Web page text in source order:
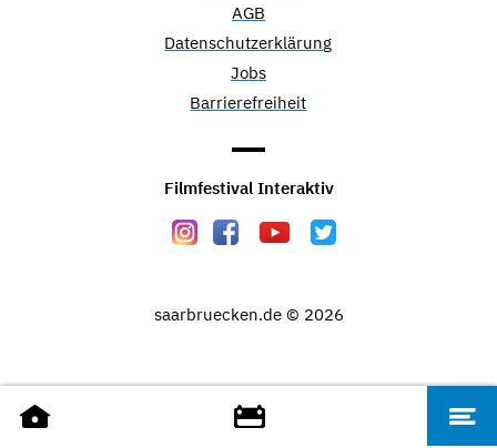
AGB
Datenschutzerklärung
Jobs
Barrierefreiheit
Filmfestival Interaktiv
saarbruecken.de © 2026